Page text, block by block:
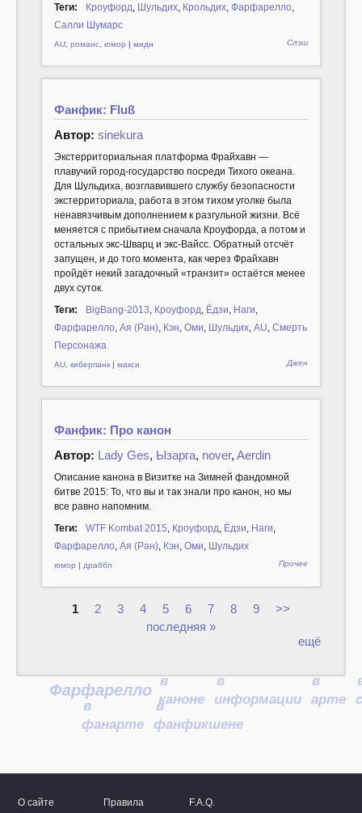
Теги:
Кроуфорд Шульдих Крольдих Фарфарелло
Салли Шумарс
AU романс юмор | миди Слэш
Фанфик: Fluß
Автор: sinekura
Экстерриториальная платформа Фрайхавн —
плавучий город-государство посреди Тихого океана.
Для Шульдиха, возглавившего службу безопасности
экстерриториала, работа в этом тихом уголке была
ненавязчивым дополнением к разгульной жизни. Всё
меняется с прибытием сначала Кроуфорда, а потом и
остальных экс-Шварц и экс-Вайсс. Обратный отсчёт
запущен, и до того момента, как через Фрайхавн
пройдёт некий загадочный «транзит» остаётся менее
двух суток.
Теги:
BigBang-2013 Кроуфорд Ёдзи Наги
Фарфарелло Ая (Ран) Кэн Оми Шульдих AU Смерть
Персонажа
AU киберпанк | макси Джен
Фанфик: Про канон
Автор: Lady Ges, Ызарга, nover, Aerdin
Описание канона в Визитке на Зимней фандомной
битве 2015: То, что вы и так знали про канон, но мы
все равно напомним.
Теги:
WTF Kombat 2015 Кроуфорд Ёдзи Наги
Фарфарелло Ая (Ран) Кэн Оми Шульдих
юмор | драббл Прочее
1 2 3 4 5 6 7 8 9
>>
последняя »
ещё
Фарфарелло
в
каноне
в
информации
в
арте
в
фанарте
в
фанфикшене
О сайте Правила
F.A.Q.